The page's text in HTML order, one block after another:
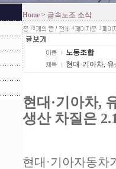
Home > 금속노조 소식
78 4 3
노동조합
현대·기아차,
현대·기아차,
생산 차질은
현대·기아자동차